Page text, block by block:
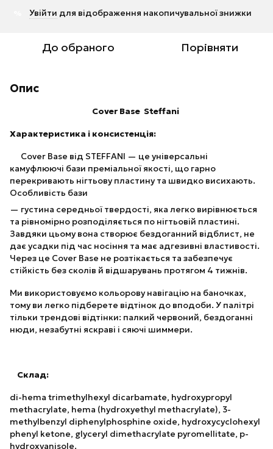
Увійти для відображення накопичувальної знижки
До обраного Порівняти
Опис
Cover Base Steffani
Характеристика і консистенція:
Cover Base від STEFFANI — це універсальні
камуфлюючі бази преміальної якості, що гарно
перекривають нігтьову пластину та швидко висихають.
Особливість бази
— густина середньої твердості, яка легко вирівнюється
та рівномірно розподіляється по нігтьовій пластині.
Завдяки цьому вона створює бездоганний відблист, не
дає усадки під час носіння та має адгезивні властивості.
Через це Cover Base не розтікається та забезпечує
стійкість без сколів й відшарувань протягом 4 тижнів.
Ми використовуємо кольорову навігацію на баночках,
тому ви легко підберете відтінок до вподоби. У палітрі
тільки трендові відтінки: палкий червоний, бездоганні
нюди, незабутні яскраві і сяючі шиммери.
Склад:
di-hema trimethylhexyl dicarbamate, hydroxypropyl
methacrylate, hema (hydroxyethyl methacrylate), 3-
methylbenzyl diphenylphosphine oxide, hydroxycyclohexyl
phenyl ketone, glyceryl dimethacrylate pyromellitate, p-
hydroxyanisole.